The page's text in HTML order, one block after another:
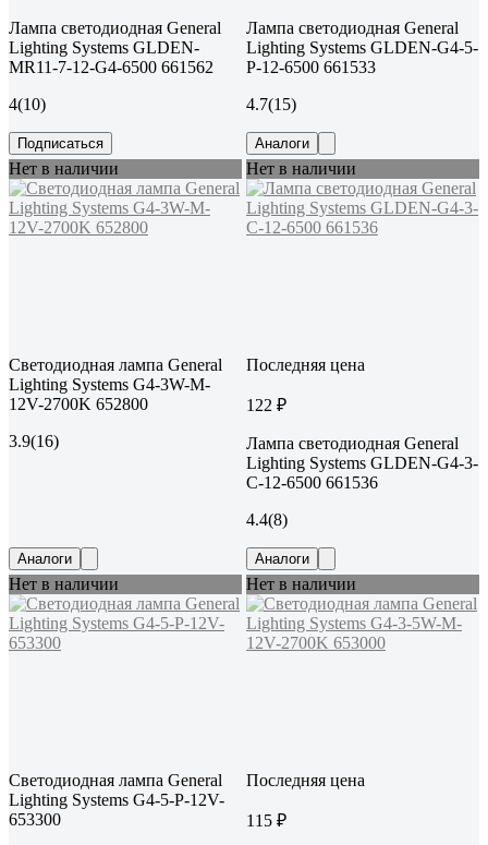
Лампа светодиодная General
Lighting Systems GLDEN-
MR11-7-12-G4-6500 661562
4(10)
Подписаться
Лампа светодиодная General
Lighting Systems GLDEN-G4-5-
P-12-6500 661533
4.7(15)
Аналоги
Нет в наличии
Светодиодная лампа General
Lighting Systems G4-3W-M-
12V-2700K 652800
3.9(16)
Аналоги
Нет в наличии
Последняя цена
122 ₽
Лампа светодиодная General
Lighting Systems GLDEN-G4-3-
C-12-6500 661536
4.4(8)
Аналоги
Нет в наличии
Светодиодная лампа General
Lighting Systems G4-5-P-12V-
653300
Нет в наличии
Последняя цена
115 ₽